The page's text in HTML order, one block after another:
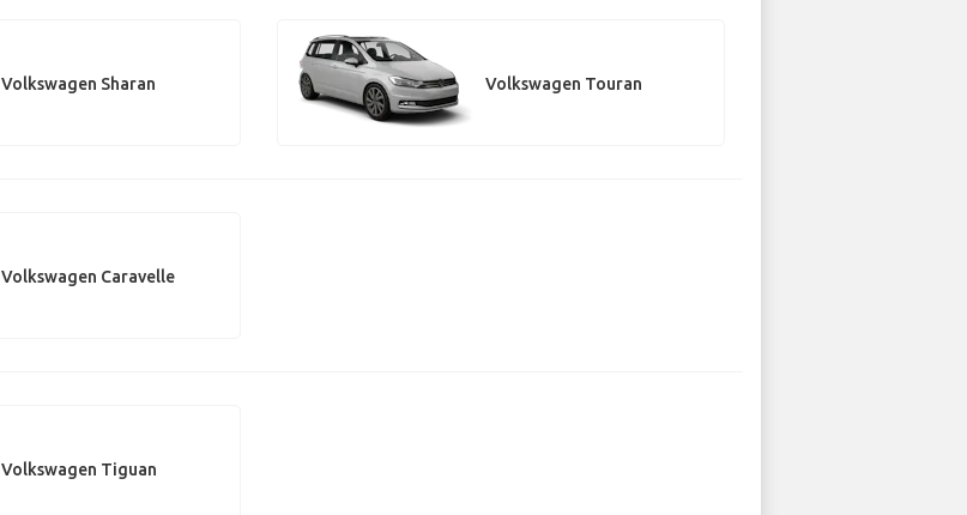
Volkswagen Sharan Volkswagen Touran
Volkswagen Caravelle
Volkswagen Tiguan